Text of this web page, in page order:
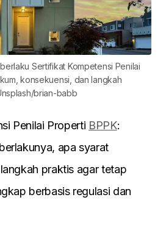
Sertifikat Kompetensi Penilai
konsekuensi, dan langkah
brian-babb
Penilai Properti BPPK:
apa syarat
praktis agar tetap
berbasis regulasi dan